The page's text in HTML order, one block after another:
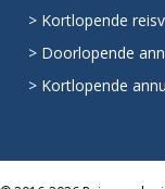
> Kortlopende
> Doorlopende
> Kortlopende